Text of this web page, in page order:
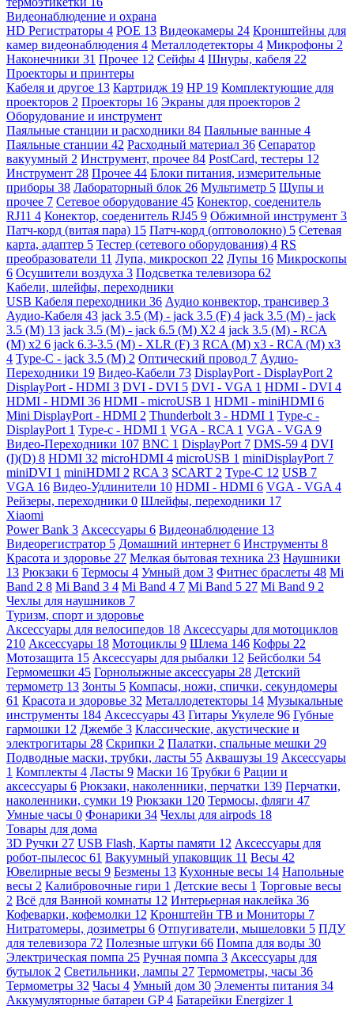
Видеонаблюдение и охрана
HD Регистраторы 4 POE 13 Видеокамеры 24 Кронштейны для
камер видеонаблюдения 4 Металлодетекторы 4 Микрофоны 2
Наконечники 31 Прочее 12 Сейфы 4 Шнуры, кабеля 22
Проекторы и принтеры
Кабеля и другое 13 Картридж 19 HP 19 Комплектующие для
проекторов 2 Проекторы 16 Экраны для проекторов 2
Оборудование и инструмент
Паяльные станции и расходники 84 Паяльные ванные 4
Паяльные станции 42 Расходный материал 36 Сепаратор
вакуумный 2 Инструмент, прочее 84 PostCard, тестеры 12
Инструмент 28 Прочее 44 Блоки питания, измерительные
приборы 38 Лабораторный блок 26 Мультиметр 5 Щупы и
прочее 7 Сетевое оборудование 45 Конектор, соеденитель
RJ11 4 Конектор, соеденитель RJ45 9 Обжимной инструмент 3
Патч-корд (витая пара) 15 Патч-корд (оптоволокно) 5 Сетевая
карта, адаптер 5 Тестер (сетевого оборудования) 4 RS
преобразователи 11 Лупа, микроскоп 22 Лупы 16 Микроскопы
6 Осушители воздуха 3 Подсветка телевизора 62
Кабели, шлейфы, переходники
USB Кабеля переходники 36 Аудио конвектор, трансивер 3
Аудио-Кабеля 43 jack 3.5 (M) - jack 3.5 (F) 4 jack 3.5 (M) - jack
3.5 (M) 13 jack 3.5 (M) - jack 6.5 (M) X2 4 jack 3.5 (M) - RCA
(M) x2 6 jack 6.3-3.5 (M) - XLR (F) 3 RCA (M) x3 - RCA (M) x3
4 Type-C - jack 3.5 (M) 2 Оптический провод 7 Аудио-
Переходники 19 Видео-Кабели 73 DisplayPort - DisplayPort 2
DisplayPort - HDMI 3 DVI - DVI 5 DVI - VGA 1 HDMI - DVI 4
HDMI - HDMI 36 HDMI - microUSB 1 HDMI - miniHDMI 6
Mini DisplayPort - HDMI 2 Thunderbolt 3 - HDMI 1 Type-c -
DisplayPort 1 Type-c - HDMI 1 VGA - RCA 1 VGA - VGA 9
Видео-Переходники 107 BNC 1 DisplayPort 7 DMS-59 4 DVI
(I)(D) 8 HDMI 32 microHDMI 4 microUSB 1 miniDisplayPort 7
miniDVI 1 miniHDMI 2 RCA 3 SCART 2 Type-C 12 USB 7
VGA 16 Видео-Удлинители 10 HDMI - HDMI 6 VGA - VGA 4
Рейзеры, переходники 0 Шлейфы, переходники 17
Xiaomi
Power Bank 3 Аксессуары 6 Видеонаблюдение 13
Видеорегистратор 5 Домашний интернет 6 Инструменты 8
Красота и здоровье 27 Мелкая бытовая техника 23 Наушники
13 Рюкзаки 6 Термосы 4 Умный дом 3 Фитнес браслеты 48 Mi
Band 2 8 Mi Band 3 4 Mi Band 4 7 Mi Band 5 27 Mi Band 9 2
Чехлы для наушников 7
Туризм, спорт и здоровье
Аксессуары для велосипедов 18 Аксессуары для мотоциклов
210 Аксессуары 18 Мотоциклы 9 Шлема 146 Кофры 22
Мотозащита 15 Аксессуары для рыбалки 12 Бейсболки 54
Гермомешки 45 Горнолыжные аксессуары 28 Детский
термометр 13 Зонты 5 Компасы, ножи, спички, секундомеры
61 Красота и здоровье 32 Металлодетекторы 14 Музыкальные
инструменты 184 Аксессуары 43 Гитары Укулеле 96 Губные
гармошки 12 Джембе 3 Классические, акустические и
электрогитары 28 Скрипки 2 Палатки, спальные мешки 29
Подводные маски, трубки, ласты 55 Аквашузы 19 Аксессуары
1 Комплекты 4 Ласты 9 Маски 16 Трубки 6 Рации и
аксессуары 6 Рюкзаки, наколенники, перчатки 139 Перчатки,
наколенники, сумки 19 Рюкзаки 120 Термосы, фляги 47
Умные часы 0 Фонарики 34 Чехлы для airpods 18
Товары для дома
3D Ручки 27 USB Flash, Карты памяти 12 Аксессуары для
робот-пылесос 61 Вакуумный упаковщик 11 Весы 42
Ювелирные весы 9 Безмены 13 Кухонные весы 14 Напольные
весы 2 Калибровочные гири 1 Детские весы 1 Торговые весы
2 Всё для Ванной комнаты 12 Интерьерная наклейка 36
Кофеварки, кофемолки 12 Кронштейн ТВ и Мониторы 7
Нитратомеры, дозиметры 6 Отпугиватели, мышеловки 5 ПДУ
для телевизора 72 Полезные штуки 66 Помпа для воды 30
Электрическая помпа 25 Ручная помпа 3 Аксессуары для
бутылок 2 Светильники, лампы 27 Термометры, часы 36
Термометры 32 Часы 4 Умный дом 30 Элементы питания 34
Аккумуляторные батареи GP4 Батарейки Energizer 1